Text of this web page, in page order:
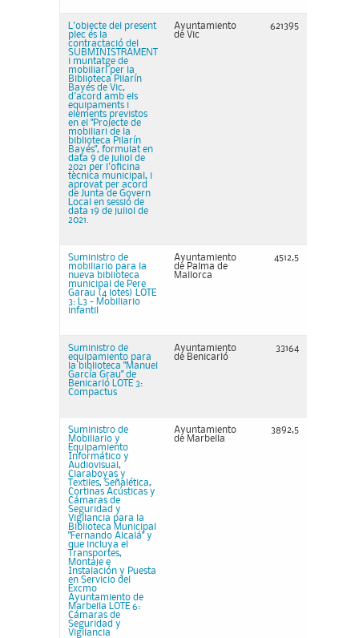
L'objecte del present
plec és la
contractació del
SUBMINISTRAMENT
i muntatge de
mobiliari per la
Biblioteca Pilarín
Bayés de Vic,
d'acord amb els
equipaments i
elements previstos
en el "Projecte de
mobiliari de la
biblioteca Pilarín
Bayés", formulat en
data 9 de juliol de
2021 per l'oficina
tècnica municipal, i
aprovat per acord
de Junta de Govern
Local en sessió de
data 19 de juliol de
2021.
Ayuntamiento
de Vic
621395
Suministro de
mobiliario para la
nueva biblioteca
municipal de Pere
Garau (4 lotes) LOTE
3: L3 - Mobiliario
infantil
Ayuntamiento
de Palma de
Mallorca
4512,5
Suministro de
equipamiento para
la biblioteca "Manuel
García Grau" de
Benicarló LOTE 3:
Compactus
Ayuntamiento
de Benicarló
33164
Suministro de
Mobiliario y
Equipamiento
Informático y
Audiovisual,
Claraboyas y
Textiles, Señalética,
Cortinas Acústicas y
Cámaras de
Seguridad y
Vigilancia para la
Biblioteca Municipal
"Fernando Alcalá" y
que incluya el
Transportes,
Montaje e
Instalación y Puesta
en Servicio del
Excmo
Ayuntamiento de
Marbella LOTE 6:
Cámaras de
Seguridad y
Vigilancia
Ayuntamiento
de Marbella
3892,5